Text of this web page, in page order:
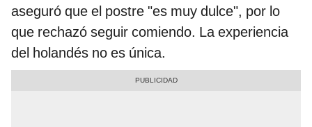
aseguró que el postre "es muy dulce", por lo
que rechazó seguir comiendo. La experiencia
del holandés no es única.